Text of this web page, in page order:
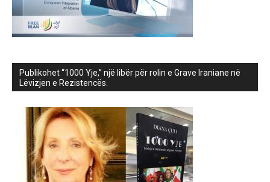
Publikohet “1000 Yje,” një libër për rolin e Grave Iraniane në
Lëvizjen e Rezistencës.